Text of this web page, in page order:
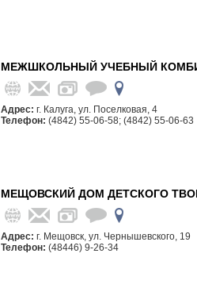
МЕЖШКОЛЬНЫЙ УЧЕБНЫЙ
Адрес: г. Калуга, ул. Поселковая, 4
Телефон: (4842) 55-06-58; (4842) 55-06-63
МЕЩОВСКИЙ ДОМ ДЕТСКОГО
Адрес: г. Мещовск, ул. Чернышевского, 19
Телефон: (48446) 9-26-34